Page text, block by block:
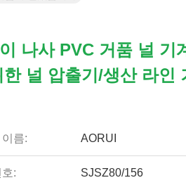
나사 PVC 거품 널 기
한 널 압출기/생산 라인
이름: AORUI
호: SJSZ80/156